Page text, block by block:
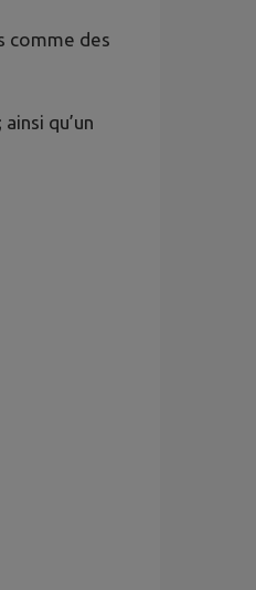
comme des
qu’un